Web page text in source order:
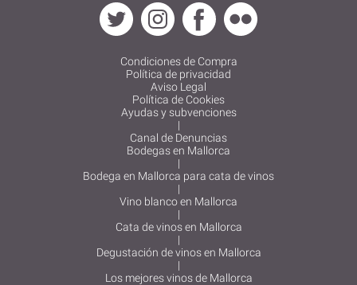
Condiciones de Compra
Política de privacidad
Aviso Legal
Política de Cookies
Ayudas y subvenciones
|
Canal de Denuncias
Bodegas en Mallorca
|
Bodega en Mallorca para cata de vinos
|
Vino blanco en Mallorca
|
Cata de vinos en Mallorca
|
Degustación de vinos en Mallorca
|
Los mejores vinos de Mallorca